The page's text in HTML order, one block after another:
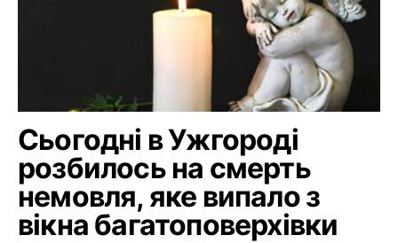
Сьогодні в Ужгороді
розбилось на смерть
немовля, яке випало з
вікна багатоповерхівки